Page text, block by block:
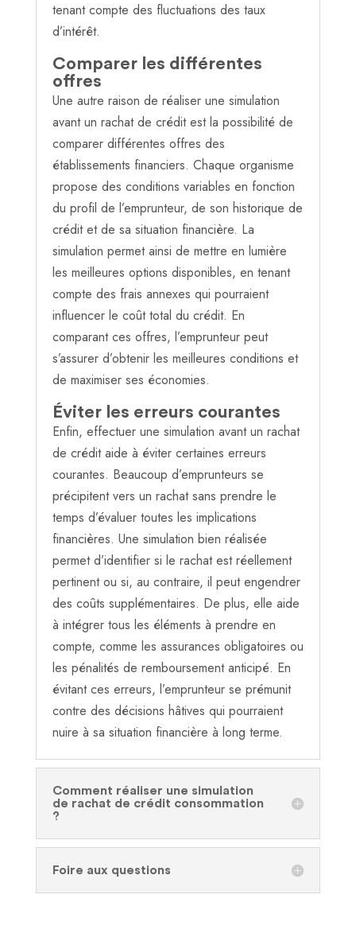
tenant compte des fluctuations des taux
d’intérêt.
Comparer les différentes
offres
Une autre raison de réaliser une simulation
avant un rachat de crédit est la possibilité de
comparer différentes offres des
établissements financiers. Chaque organisme
propose des conditions variables en fonction
du profil de l’emprunteur, de son historique de
crédit et de sa situation financière. La
simulation permet ainsi de mettre en lumière
les meilleures options disponibles, en tenant
compte des frais annexes qui pourraient
influencer le coût total du crédit. En
comparant ces offres, l’emprunteur peut
s’assurer d’obtenir les meilleures conditions et
de maximiser ses économies.
Éviter les erreurs courantes
Enfin, effectuer une simulation avant un rachat
de crédit aide à éviter certaines erreurs
courantes. Beaucoup d’emprunteurs se
précipitent vers un rachat sans prendre le
temps d’évaluer toutes les implications
financières. Une simulation bien réalisée
permet d’identifier si le rachat est réellement
pertinent ou si, au contraire, il peut engendrer
des coûts supplémentaires. De plus, elle aide
à intégrer tous les éléments à prendre en
compte, comme les assurances obligatoires ou
les pénalités de remboursement anticipé. En
évitant ces erreurs, l’emprunteur se prémunit
contre des décisions hâtives qui pourraient
nuire à sa situation financière à long terme.
Comment réaliser une simulation
de rachat de crédit consommation
?
Foire aux questions